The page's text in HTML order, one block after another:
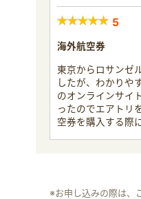
5
海外航空券
東京からロサンゼ
したが、わかりや
のオンラインサイ
ったのでエアトリ
空券を購入する際
※お申し込みの際は、